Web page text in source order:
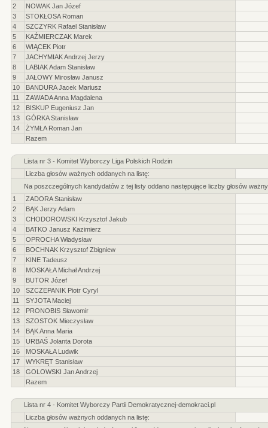
2
NOWAK Jan Józef
3
STOKŁOSA Roman
4
SZCZYRK Rafael Stanisław
5
KAŹMIERCZAK Marek
6
WIĄCEK Piotr
7
JACHYMIAK Andrzej Jerzy
8
LABIAK Adam Stanisław
9
JAŁOWY Mirosław Janusz
10
BANDURA Jacek Mariusz
11
ZAWADA Anna Magdalena
12
BISKUP Eugeniusz Jan
13
GÓRKA Stanisław
14
ŻYMŁA Roman Jan
Razem
Lista nr 3 - Komitet Wyborczy Liga Polskich Rodzin
Liczba głosów ważnych oddanych na listę:
Na poszczególnych kandydatów z tej listy oddano następujące liczby głosów
1
ZADORA Stanisław
2
BĄK Jerzy Adam
3
CHODOROWSKI Krzysztof Jakub
4
BATKO Janusz Kazimierz
5
OPROCHA Władysław
6
BOCHNAK Krzysztof Zbigniew
7
KINE Tadeusz
8
MOSKAŁA Michał Andrzej
9
BUTOR Józef
10
SZCZEPANIK Piotr Cyryl
11
SYJOTA Maciej
12
PRONOBIS Sławomir
13
SZOSTOK Mieczysław
14
BĄK Anna Maria
15
URBAŚ Jolanta Dorota
16
MOSKAŁA Ludwik
17
WYKRĘT Stanisław
18
GOLOWSKI Jan Andrzej
Razem
Lista nr 4 - Komitet Wyborczy Partii Demokratycznej-demokraci.pl
Liczba głosów ważnych oddanych na listę: